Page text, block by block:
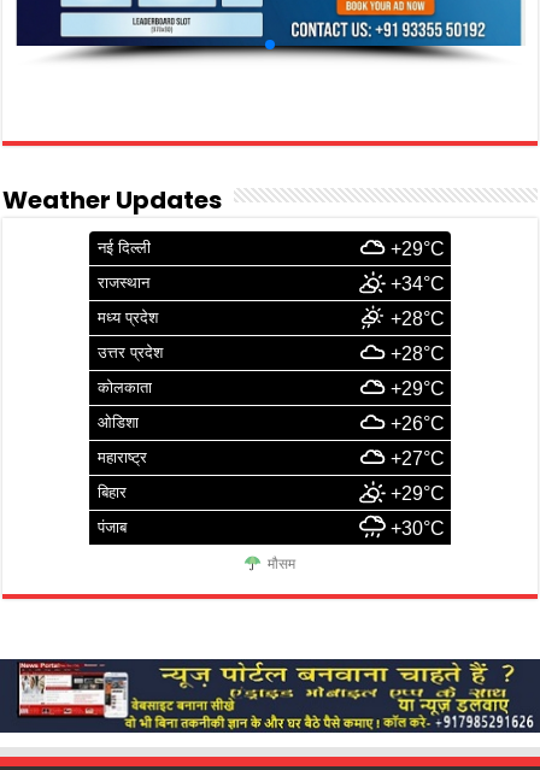
Weather Updates
नई दिल्ली +29°C
राजस्थान +34°C
मध्य प्रदेश +28°C
उत्तर प्रदेश +28°C
कोलकाता +29°C
ओडिशा +26°C
महाराष्ट्र +27°C
बिहार +29°C
पंजाब +30°C
मौसम